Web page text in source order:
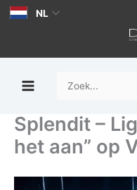
Ga
inhoud
NL
Zoek
Splendit –
het aan” op